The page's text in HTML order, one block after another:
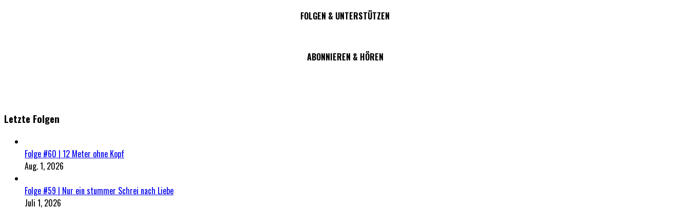
FOLGEN & UNTERSTÜTZEN
ABONNIEREN & HÖREN
Letzte Folgen
Folge #60 | 12 Meter ohne Kopf
Aug. 1, 2026
Folge #59 | Nur ein stummer Schrei nach Liebe
Juli 1, 2026